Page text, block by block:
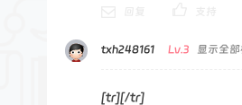
txh248161 Lv.3 显示全
[tr][/tr]